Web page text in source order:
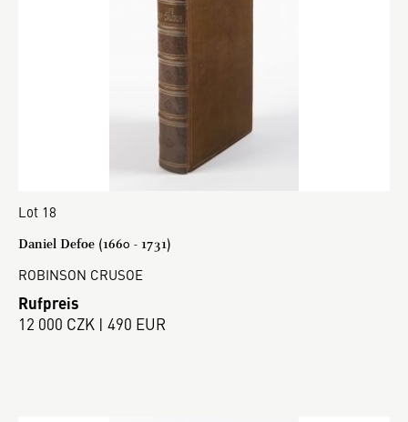
Lot 18
Daniel Defoe (1660 - 1731)
ROBINSON CRUSOE
Rufpreis
12 000 CZK | 490 EUR